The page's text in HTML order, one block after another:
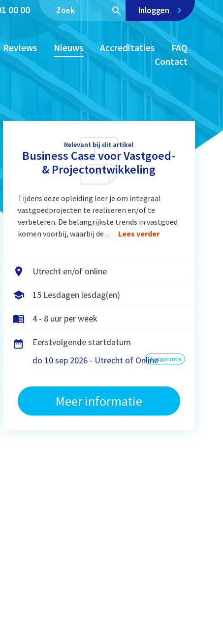
00 00 Inloggen
Reviews Nieuws Accreditaties
FAQ
Contact
Relevant bij dit artikel
Business Case voor Vastgoed-
& Projectontwikkeling
Tijdens deze opleiding leer je om integraal
vastgoedprojecten te realiseren en/of te
verbeteren. De belangrijkste trends in vastgoed
komen voorbij, waarbij de…
Lees verder
Utrecht en/of online
15 Lesdagen lesdag(en)
4 - 8 uur per week
Eerstvolgende startdatum
do 10 sep 2026 - Utrecht of Onlinestartgarantie
Meer informatie